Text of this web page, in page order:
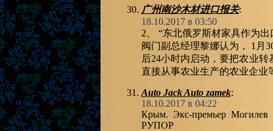
广州南沙木材进口报关:
18.10.2017 в 03:50
2、 “东北俄罗斯材家具作为
阀门副总经理黎娜认为， 1月
后24小时内启动，要把农业
直接从事农业生产的农业企业
Auto Jack Auto zamek:
18.10.2017 в 04:22
Крым. Экс-премьер
РУПОР